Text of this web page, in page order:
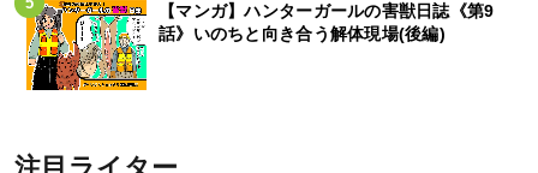
【マンガ】ハンターガールの害獣日誌《第9
話》いのちと向き合う解体現場(後編)